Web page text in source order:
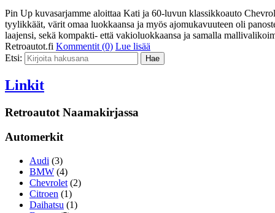
Pin Up kuvasarjamme aloittaa Kati ja 60-luvun klassikkoauto
tyylikkäät, värit omaa luokkaansa ja myös ajomukavuuteen oli
laajensi, sekä kompakti- että vakioluokkaansa ja samalla
Retroautot.fi Kommentit (0) Lue lisää
Etsi:
Linkit
Retroautot Naamakirjassa
Automerkit
Audi (3)
BMW (4)
Chevrolet (2)
Citroen (1)
Daihatsu (1)